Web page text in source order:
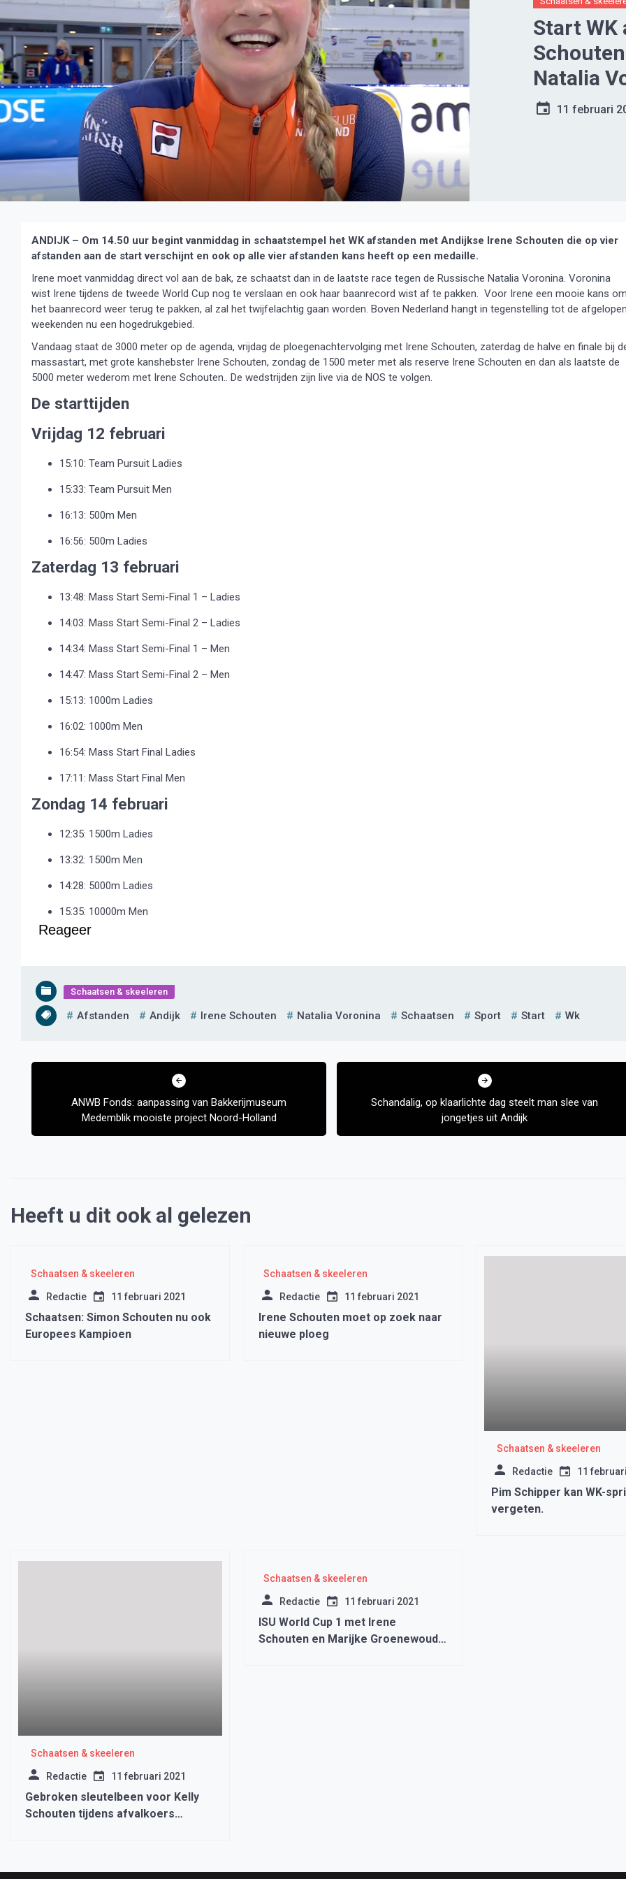
Start WK
Natalia
11 februari
ANDIJK – Om 14.50 uur begint vanmiddag in schaatstempel het WK afstanden met Andijkse Irene Schouten die op vier
afstanden aan de start verschijnt en ook op alle vier afstanden kans heeft op een medaille.
Irene moet vanmiddag direct vol aan de bak, ze schaatst dan in de laatste race tegen de Russische Natalia Voronina. Voronina
wist Irene tijdens de tweede World Cup nog te verslaan en ook haar baanrecord wist af te pakken. Voor Irene een mooie kans
het baanrecord weer terug te pakken, al zal het twijfelachtig gaan worden. Boven Nederland hangt in tegenstelling tot de
weekenden nu een hogedrukgebied.
Vandaag staat de 3000 meter op de agenda, vrijdag de ploegenachtervolging met Irene Schouten, zaterdag de halve en finale bij
massastart, met grote kanshebster Irene Schouten, zondag de 1500 meter met als reserve Irene Schouten en dan als laatste de
5000 meter wederom met Irene Schouten.. De wedstrijden zijn live via de NOS te volgen.
De starttijden
Vrijdag 12 februari
15:10: Team Pursuit Ladies
15:33: Team Pursuit Men
16:13: 500m Men
16:56: 500m Ladies
Zaterdag 13 februari
13:48: Mass Start Semi-Final 1 – Ladies
14:03: Mass Start Semi-Final 2 – Ladies
14:34: Mass Start Semi-Final 1 – Men
14:47: Mass Start Semi-Final 2 – Men
15:13: 1000m Ladies
16:02: 1000m Men
16:54: Mass Start Final Ladies
17:11: Mass Start Final Men
Zondag 14 februari
12:35: 1500m Ladies
13:32: 1500m Men
14:28: 5000m Ladies
15:35: 10000m Men
Reageer
Schaatsen & skeeleren
Afstanden Andijk Irene Schouten Natalia Voronina Schaatsen Sport Start Wk
Bericht
ANWB Fonds: aanpassing van Bakkerijmuseum
Medemblik mooiste project Noord-Holland
Schandalig, op klaarlichte dag steelt man slee van
jongetjes uit Andijk
Heeft u dit ook al gelezen
Schaatsen & skeeleren
Redactie 11 februari 2021
Schaatsen: Simon Schouten nu ook
Europees Kampioen
Schaatsen & skeeleren
Redactie 11 februari 2021
Irene Schouten moet op zoek naar
nieuwe ploeg
Schaatsen & skeeleren
Redactie 11
Pim Schipper kan WK-
vergeten.
Schaatsen & skeeleren
Redactie 11 februari 2021
Gebroken sleutelbeen voor Kelly
Schouten tijdens afvalkoers
Schaatsen & skeeleren
Redactie 11 februari 2021
ISU World Cup 1 met Irene
Schouten en Marijke Groenewoud